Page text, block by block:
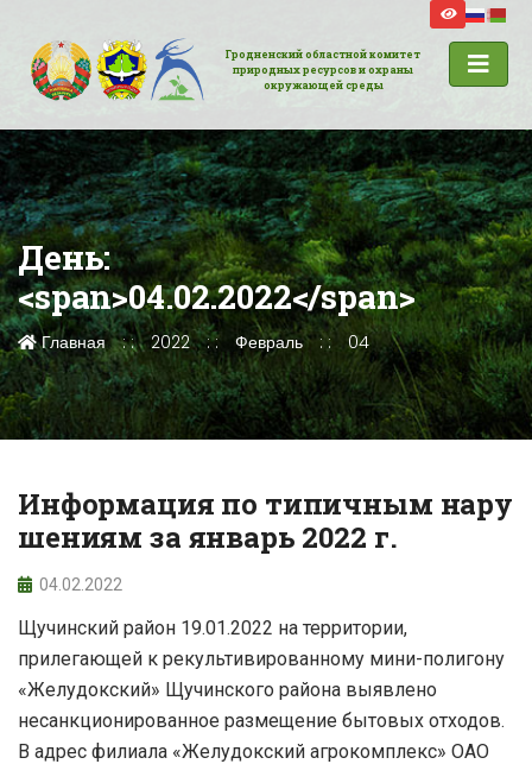
Гродненский областной комитет
природных ресурсов и охраны
окружающей среды
День:
<span>04.02.2022</span>
Главная 2022 Февраль 04
Информация по типичным нару
шениям за январь 2022 г.
04.02.2022
Щучинский район 19.01.2022 на территории,
прилегающей к рекультивированному мини-полигону
«Желудокский» Щучинского района выявлено
несанкционированное размещение бытовых отходов.
В адрес филиала «Желудокский агрокомплекс» ОАО